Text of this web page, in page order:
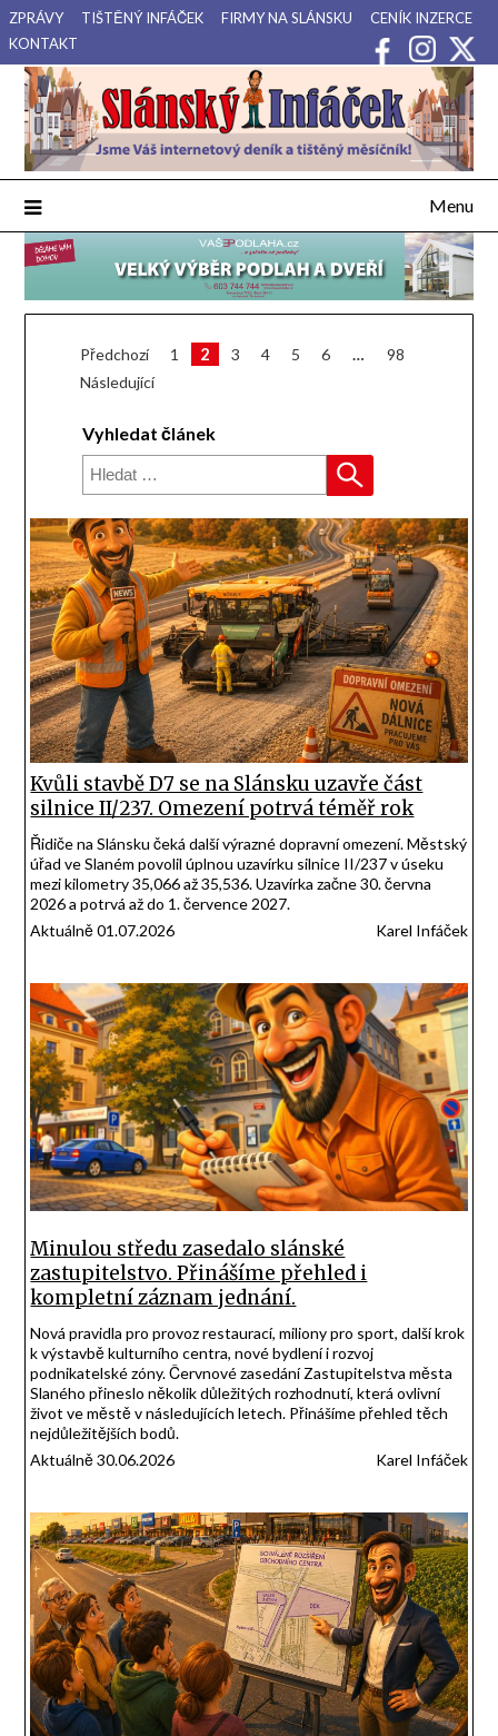
Přejdi
na
obsah
ZPRÁVY TIŠTĚNÝ INFÁČEK FIRMY NA SLÁNSKU
CENÍK INZERCE
KONTAKT
Slánský Infáček
Váš internetový deník a tištěný měsíčník pro Slánsko, Kladensko
a Lounsko.
Menu
Stránkování
příspěvků
Předchozí 1 2 3 4 5 6 …
98
Následující
Vyhledat článek
Kvůli stavbě D7 se na Slánsku uzavře část
silnice II/237. Omezení potrvá téměř rok
Řidiče na Slánsku čeká další výrazné dopravní omezení. Městský
úřad ve Slaném povolil úplnou uzavírku silnice II/237 v úseku
mezi kilometry 35,066 až 35,536. Uzavírka začne 30. června
2026 a potrvá až do 1. července 2027.
Aktuálně 01.07.2026
Karel Infáček
Minulou středu zasedalo slánské
zastupitelstvo. Přinášíme přehled i
kompletní záznam jednání.
Nová pravidla pro provoz restaurací, miliony pro sport, další krok
k výstavbě kulturního centra, nové bydlení i rozvoj
podnikatelské zóny. Červnové zasedání Zastupitelstva města
Slaného přineslo několik důležitých rozhodnutí, která ovlivní
život ve městě v následujících letech. Přinášíme přehled těch
nejdůležitějších bodů.
Aktuálně 30.06.2026
Karel Infáček